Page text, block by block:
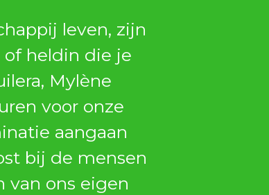
leven, zijn
of heldin die je
Mylène
voor onze
aangaan
bij de mensen
van ons eigen